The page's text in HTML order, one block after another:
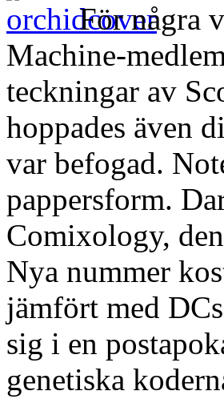
För några
Machine-
teckningar av
hoppades även
var befogad.
pappersform.
Comixology,
Nya nummer
jämfört med
sig i en
genetiska